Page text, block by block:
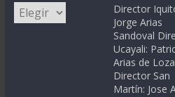
Categorías
Director
Jorge Arias
Sandoval
Ucayali:
Arias de
Director San
Martín: Jose